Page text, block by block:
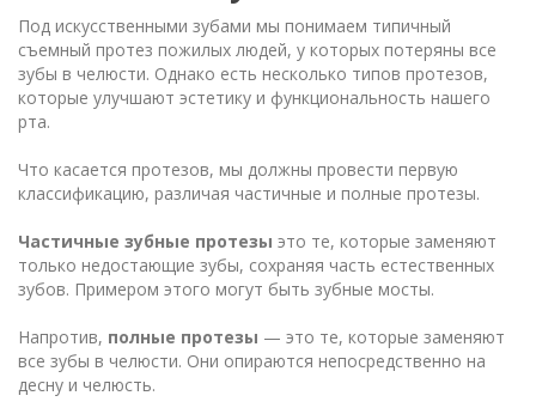
Под искусственными зубами мы понимаем типичный
съемный протез пожилых людей, у которых потеряны все
зубы в челюсти. Однако есть несколько типов протезов,
которые улучшают эстетику и функциональность нашего
рта.
Что касается протезов, мы должны провести первую
классификацию, различая частичные и полные протезы.
Частичные зубные протезы это те, которые заменяют
только недостающие зубы, сохраняя часть естественных
зубов. Примером этого могут быть зубные мосты.
Напротив, полные протезы — это те, которые заменяют
все зубы в челюсти. Они опираются непосредственно на
десну и челюсть.